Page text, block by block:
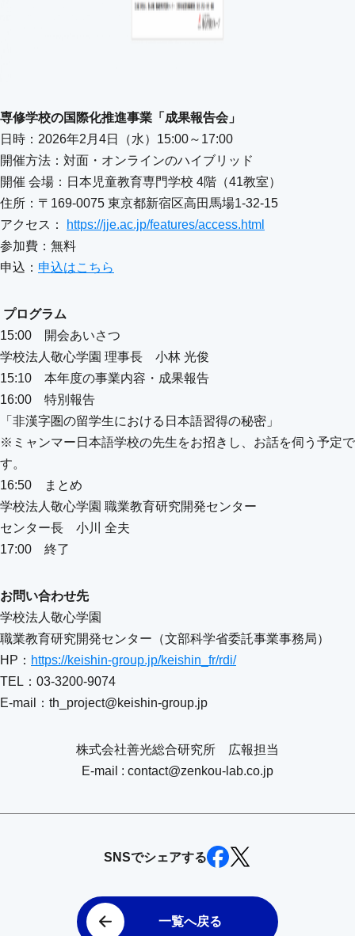
専修学校の国際化推進事業「成果報告会」
日時：2026年2月4日（水）15:00～17:00
開催方法：対面・オンラインのハイブリッド
開催 会場：日本児童教育専門学校 4階（41教室）
住所：〒169-0075 東京都新宿区高田馬場1-32-15
アクセス：
https://jje.ac.jp/features/access.html
参加費：無料
申込： 申込はこちら
プログラム
15:00 開会あいさつ
学校法人敬心学園 理事長 小林 光俊
15:10 本年度の事業内容・成果報告
16:00 特別報告
「非漢字圏の留学生における日本語習得の秘密」
※ミャンマー日本語学校の先生をお招きし、お話を伺う予定で
す。
16:50 まとめ
学校法人敬心学園 職業教育研究開発センター
センター長 小川 全夫
17:00 終了
お問い合わせ先
学校法人敬心学園
職業教育研究開発センター（文部科学省委託事業事務局）
HP： https://keishin-group.jp/keishin_fr/rdi/
TEL：03-3200-9074
E-mail：th_project@keishin-group.jp
株式会社善光総合研究所 広報担当
E-mail : contact@zenkou-lab.co.jp
SNSでシェアする
一覧へ戻る